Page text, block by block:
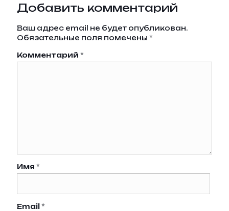
Добавить комментарий
Ваш адрес email не будет опубликован.
Обязательные поля помечены *
Комментарий *
Имя *
Email *